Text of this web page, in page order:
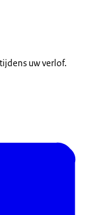
tijdens uw verlof.